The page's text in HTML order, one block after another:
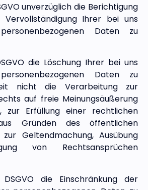
unverzüglich die Berichtigung
Ihrer bei uns
Daten zu
die Löschung Ihrer bei uns
Daten zu
nicht die Verarbeitung zur
auf freie Meinungsäußerung
zur Erfüllung einer rechtlichen
Gründen des öffentlichen
Geltendmachung, Ausübung
von Rechtsansprüchen
die Einschränkung der